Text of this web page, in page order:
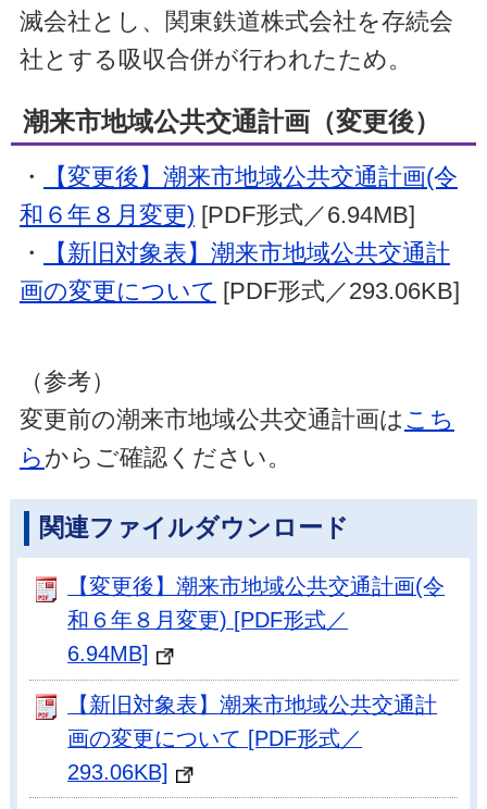
滅会社とし、関東鉄道株式会社を存続会
社とする吸収合併が行われたため。
潮来市地域公共交通計画（変更後）
・
【変更後】潮来市地域公共交通計画(令
和６年８月変更) [PDF形式／6.94MB]
・
【新旧対象表】潮来市地域公共交通計
画の変更について [PDF形式／293.06KB]
（参考）
変更前の潮来市地域公共交通計画は こち
ら からご確認ください。
関連ファイルダウンロード
【変更後】潮来市地域公共交通計画(令
和６年８月変更) [PDF形式／
6.94MB]
【新旧対象表】潮来市地域公共交通計
画の変更について [PDF形式／
293.06KB]